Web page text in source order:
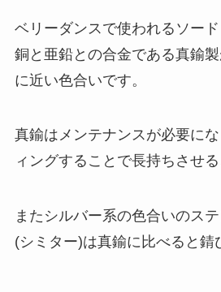
ベリーダンスで使われるソード
銅と亜鉛との合金である真鍮
に近い色合いです。
真鍮はメンテナンスが必要に
ィングすることで長持ちさせる
またシルバー系の色合いのス
(シミター)は真鍮に比べると錆